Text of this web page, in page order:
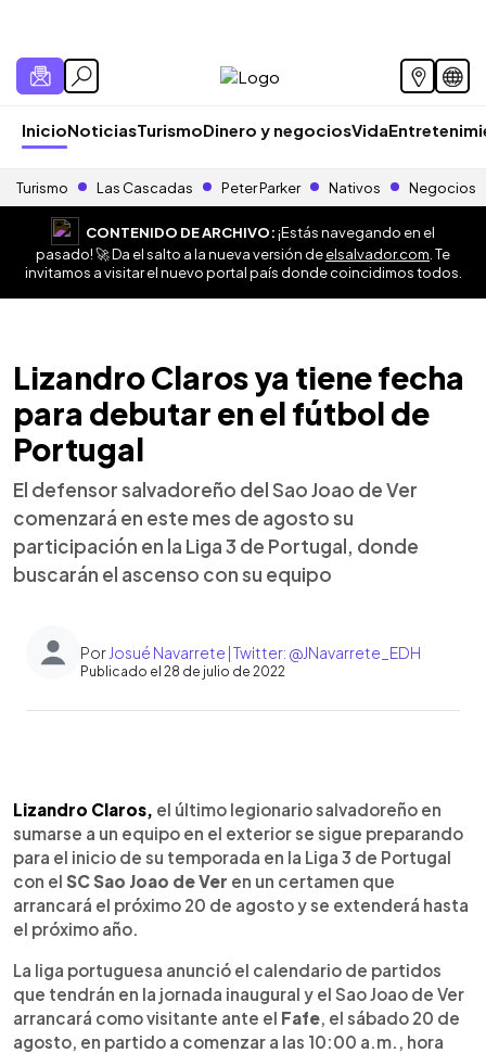
InicioNoticiasTurismoDinero y negociosVida
Turismo Las Cascadas Peter Parker Nativos Negocios
CONTENIDO DE ARCHIVO:¡Estás navegando en el
pasado! 🚀 Da el salto a la nueva versión deelsalvador.com . Te
invitamos a visitar el nuevo portal país donde coincidimos todos.
Lizandro Claros ya tiene fecha
para debutar en el fútbol de
Portugal
El defensor salvadoreño del Sao Joao de Ver
comenzará en este mes de agosto su
participación en la Liga 3 de Portugal, donde
buscarán el ascenso con su equipo
Por Josué Navarrete | Twitter: @JNavarrete_EDH
Publicado el 28 de julio de 2022
► Escuchar artículo
Lizandro Claros, el último legionario salvadoreño en
sumarse a un equipo en el exterior se sigue preparando
para el inicio de su temporada en la Liga 3 de Portugal
con el SC Sao Joao de Ver en un certamen que
arrancará el próximo 20 de agosto y se extenderá hasta
el próximo año.
La liga portuguesa anunció el calendario de partidos
que tendrán en la jornada inaugural y el Sao Joao de Ver
arrancará como visitante ante el Fafe, el sábado 20 de
agosto, en partido a comenzar a las 10:00 a.m., hora